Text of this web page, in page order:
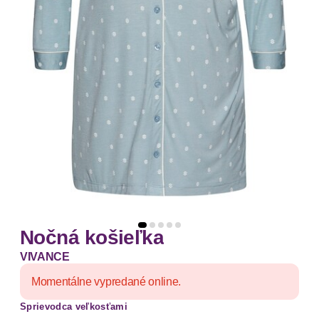
Nočná košieľka
VIVANCE
Momentálne vypredané online.
Sprievodca veľkosťami